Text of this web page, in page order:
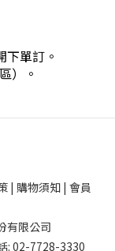
單訂。
）。
| 購物須知 | 會員
有限公司
: 02-7728-3330